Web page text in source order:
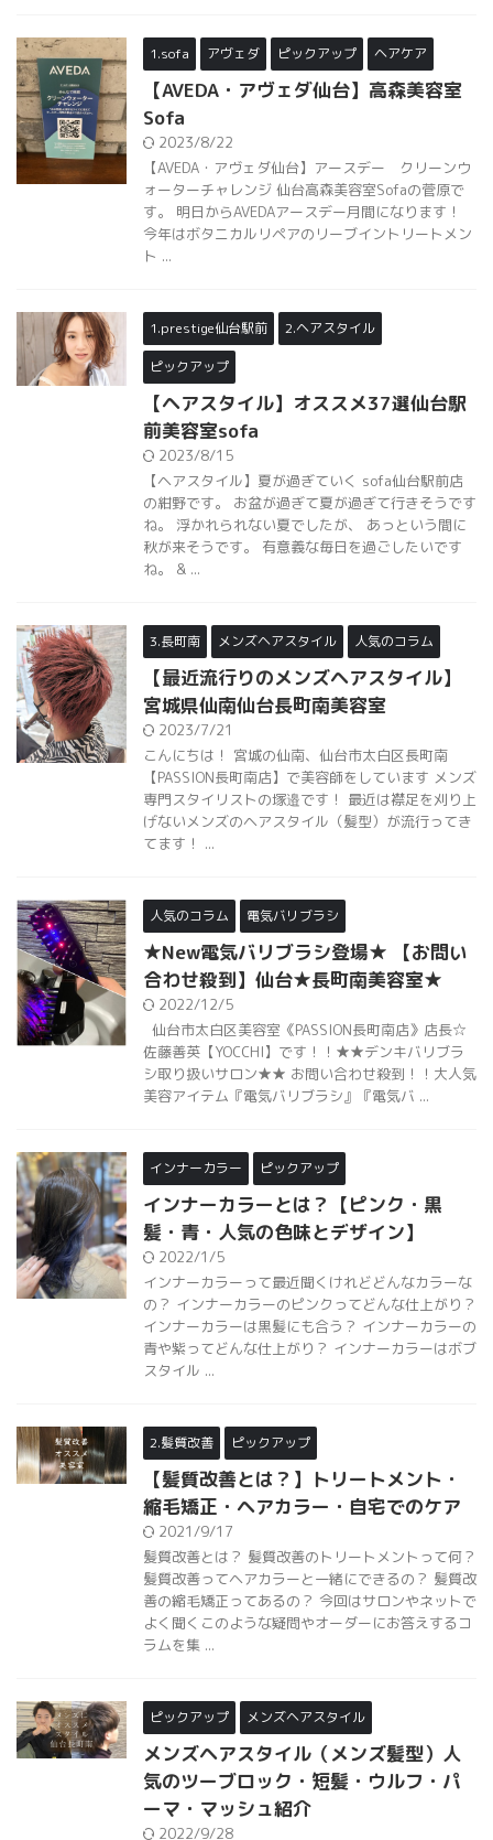
1.sofa アヴェダ ピックアップ ヘアケア
【AVEDA・アヴェダ仙台】高森美容室
Sofa
2023/8/22
【AVEDA・アヴェダ仙台】アースデー クリーンウ
ォーターチャレンジ 仙台高森美容室Sofaの菅原で
す。 明日からAVEDAアースデー月間になります！
今年はボタニカルリペアのリーブイントリートメン
ト ...
1.prestige仙台駅前 2.ヘアスタイル
ピックアップ
【ヘアスタイル】オススメ37選仙台駅
前美容室sofa
2023/8/15
【ヘアスタイル】夏が過ぎていく sofa仙台駅前店
の紺野です。 お盆が過ぎて夏が過ぎて行きそうです
ね。 浮かれられない夏でしたが、 あっという間に
秋が来そうです。 有意義な毎日を過ごしたいです
ね。 & ...
3.長町南 メンズヘアスタイル 人気のコラム
【最近流行りのメンズヘアスタイル】
宮城県仙南仙台長町南美容室
2023/7/21
こんにちは！ 宮城の仙南、仙台市太白区長町南
【PASSION長町南店】で美容師をしています メンズ
専門スタイリストの塚邉です！ 最近は襟足を刈り上
げないメンズのヘアスタイル（髪型）が流行ってき
てます！ ...
人気のコラム 電気バリブラシ
★New電気バリブラシ登場★ 【お問い
合わせ殺到】仙台★長町南美容室★
2022/12/5
仙台市太白区美容室《PASSION長町南店》店長☆
佐藤善英【YOCCHI】です！！★★デンキバリブラ
シ取り扱いサロン★★ お問い合わせ殺到！！大人気
美容アイテム『電気バリブラシ』『電気バ ...
インナーカラー ピックアップ
インナーカラーとは？【ピンク・黒
髪・青・人気の色味とデザイン】
2022/1/5
インナーカラーって最近聞くけれどどんなカラーな
の？ インナーカラーのピンクってどんな仕上がり？
インナーカラーは黒髪にも合う？ インナーカラーの
青や紫ってどんな仕上がり？ インナーカラーはボブ
スタイル ...
2.髪質改善 ピックアップ
【髪質改善とは？】トリートメント・
縮毛矯正・ヘアカラー・自宅でのケア
2021/9/17
髪質改善とは？ 髪質改善のトリートメントって何？
髪質改善ってヘアカラーと一緒にできるの？ 髪質改
善の縮毛矯正ってあるの？ 今回はサロンやネットで
よく聞くこのような疑問やオーダーにお答えするコ
ラムを集 ...
ピックアップ メンズヘアスタイル
メンズヘアスタイル（メンズ髪型）人
気のツーブロック・短髪・ウルフ・パ
ーマ・マッシュ紹介
2022/9/28